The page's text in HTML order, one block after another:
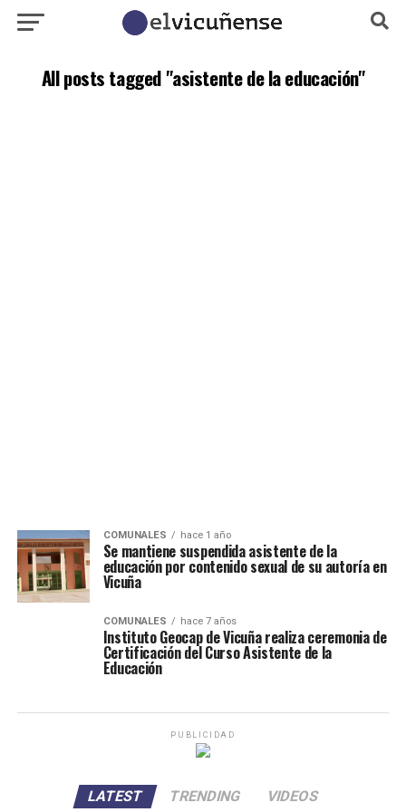
All posts tagged "asistente de la educación"
COMUNALES hace 1 año
Se mantiene suspendida asistente de la
educación por contenido sexual de su autoría en
Vicuña
COMUNALES hace 7 años
Instituto Geocap de Vicuña realiza ceremonia de
Certificación del Curso Asistente de la
Educación
PUBLICIDAD
LATEST TRENDING VIDEOS